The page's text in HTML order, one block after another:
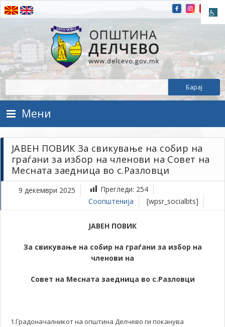
Прескокнете на содржината
Општина Делчево
Општина Делчево
Мени
ЈАВЕН ПОВИК За свикување на собир на
граѓани за избор на членови на Совет на
Месната заедница во с.Разловци
9 декември 2025 Прегледи: 254
Соопштенија
[wpsr_socialbts]
ЈАВЕН ПОВИК
За свикување на собир на граѓани за избор на
членови на
Совет на Месната заедница во с.Разловци
1.Градоначалникот на општина Делчево ги поканува